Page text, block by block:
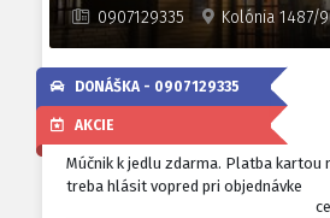
0907129335 Kolónia 1487/
DONÁŠKA - 0907129335
AKCIE
Múčnik k jedlu zdarma. Platba kartou
treba hlásit vopred pri objednávke